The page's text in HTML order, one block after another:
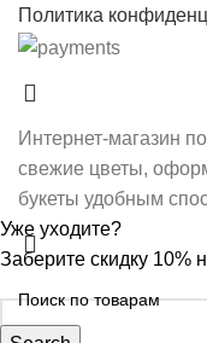
Политика
Интернет-магазин
свежие цветы,
букеты удобным
Уже уходите?
Заберите скидку 10%